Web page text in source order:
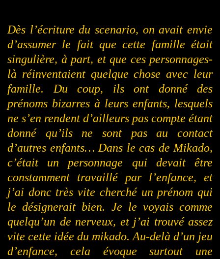
Dès l’écriture du scenario, on avait envie
d’assumer le fait que cette famille était
singulière, à part, et que ces personnages-
là réinventaient quelque chose avec leur
famille. Du coup, ils ont donné des
prénoms bizarres à leurs enfants, lesquels
ne s’en rendent d’ailleurs pas compte étant
donné qu’ils ne sont pas au contact
d’autres enfants… Dans le cas de Mikado,
c’était un personnage qui devait être
constamment travaillé par l’enfance, et
j’ai donc très vite cherché un prénom qui
le désignerait bien. Je le voyais comme
quelqu’un de nerveux, et j’ai trouvé assez
vite cette idée du mikado. Au-delà d’un jeu
d’enfance, cela évoque surtout une